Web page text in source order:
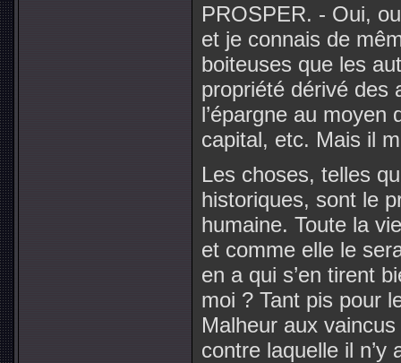
PROSPER. - Oui,
et je connais de
boiteuses que les
propriété dérivé des
l’épargne au
capital, etc. Mais il
Les choses, telles
historiques, sont le
humaine. Toute la
et comme elle le
en a qui s’en tirent
moi ? Tant pis pour
Malheur aux
contre laquelle il n’y